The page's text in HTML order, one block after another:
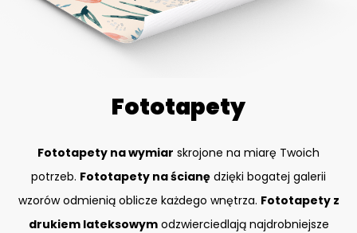
Fototapety
Fototapety na wymiar skrojone na miarę Twoich
potrzeb. Fototapety na ścianę dzięki bogatej galerii
wzorów odmienią oblicze każdego wnętrza. Fototapety z
drukiem lateksowymodzwierciedlają najdrobniejsze